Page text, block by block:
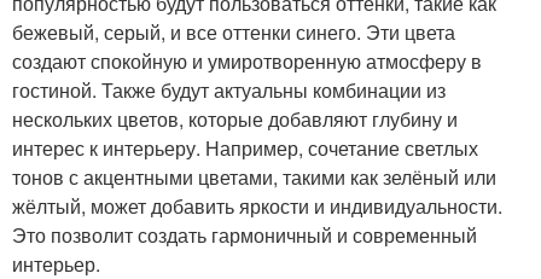
бежевый, серый, и все оттенки синего. Эти цвета
создают спокойную и умиротворенную атмосферу в
гостиной. Также будут актуальны комбинации из
нескольких цветов, которые добавляют глубину и
интерес к интерьеру. Например, сочетание светлых
тонов с акцентными цветами, такими как зелёный или
жёлтый, может добавить яркости и индивидуальности.
Это позволит создать гармоничный и современный
интерьер.